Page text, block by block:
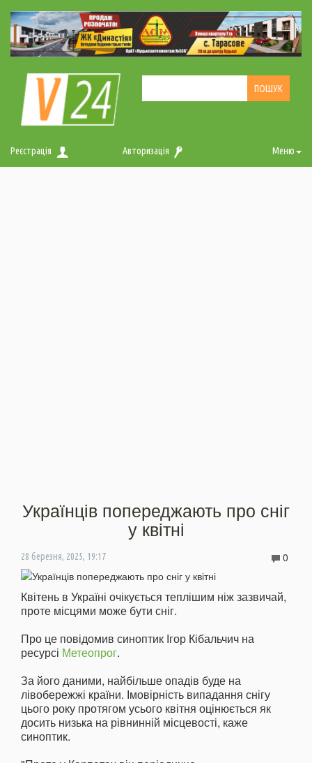
Реєстрація Авторизація Меню
Українців попереджають про сніг
у квітні
28 березня, 2025, 19:17 0
Квітень в Україні очікується теплішим ніж зазвичай,
проте місцями може бути сніг.
Про це повідомив синоптик Ігор Кібальчич на
ресурсі Метеопрог.
За його даними, найбільше опадів буде на
лівобережжі країни. Імовірність випадання снігу
цього року протягом усього квітня оцінюється як
досить низька на рівнинній місцевості, каже
синоптик.